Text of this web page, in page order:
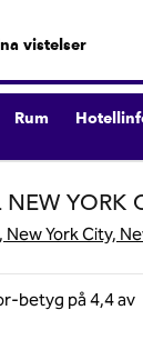
vistelser
Rum
YORK
York City,